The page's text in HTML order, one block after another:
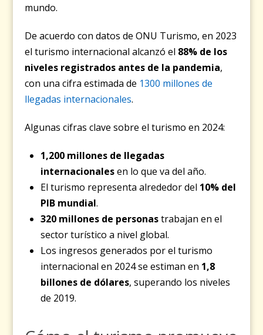
mundo.
De acuerdo con datos de ONU Turismo, en 2023
el turismo internacional alcanzó el 88% de los
niveles registrados antes de la pandemia,
con una cifra estimada de 1300 millones de
llegadas internacionales.
Algunas cifras clave sobre el turismo en 2024:
1,200 millones de llegadas
internacionalesen lo que va del año.
El turismo representa alrededor del 10% del
PIB mundial.
320 millones de personastrabajan en el
sector turístico a nivel global.
Los ingresos generados por el turismo
internacional en 2024 se estiman en 1,8
billones de dólares, superando los niveles
de 2019.